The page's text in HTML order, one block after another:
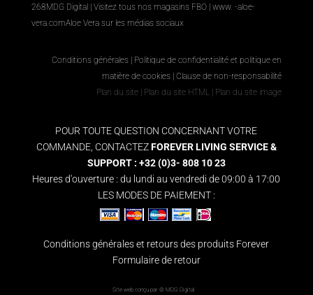
268MDG Digital| Visitez tous nos magasins FBO| www. -aloe-
vera.comAloe Vera sur les médias sociaux
Conditions générales | Politique de confidentialité et politique en
matière de cookies |Clause de non-responsabilité
Plan du site | Plan du site HTML | Plan du site image
POUR TOUTE QUESTION CONCERNANT VOTRE
COMMANDE, CONTACTEZFOREVER LIVING SERVICE &
SUPPORT : +32 (0)3- 808 10 23
Heures d'ouverture : du lundi au vendredi de 09:00 à 17:00
LES MODES DE PAIEMENT :
Conditions générales et retours des produits Forever
Formulaire de retour
Site web conçu par © MDG Digital